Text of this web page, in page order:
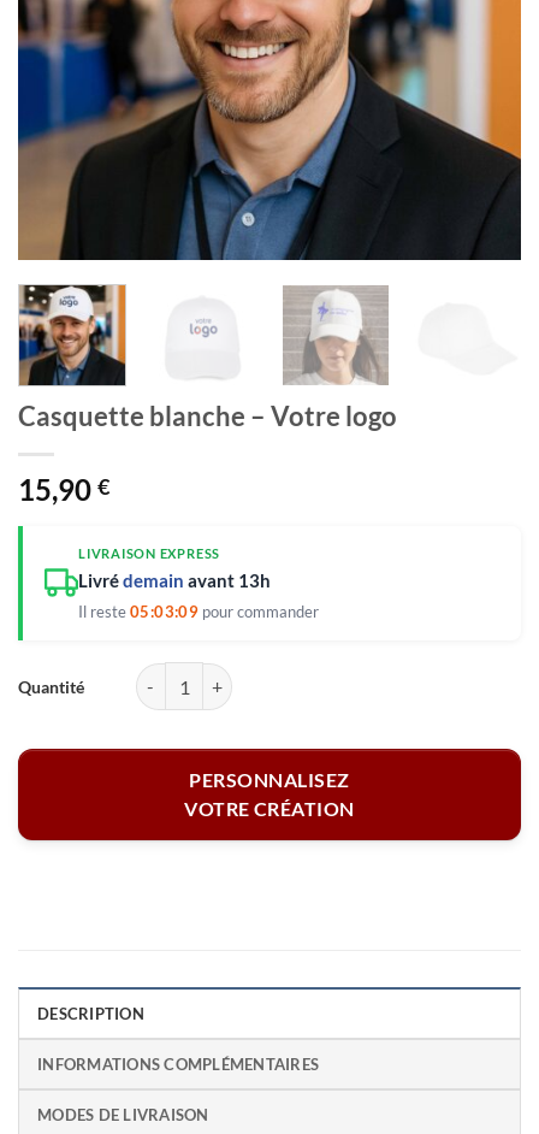
Casquette blanche – Votre logo
15,90 €
LIVRAISON EXPRESS
Livrédemain avant 13h
Il reste05:03:09 pour commander
quantité de Casquette blanche - Votre logo
PERSONNALISEZ
VOTRE CRÉATION
DESCRIPTION
INFORMATIONS COMPLÉMENTAIRES
MODES DE LIVRAISON